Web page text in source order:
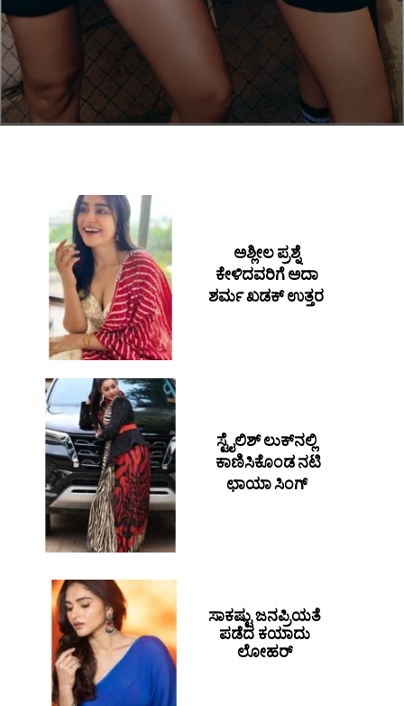
ಸ್ಟೈಲಿಶ್ ಲುಕ್​​ನಲ್ಲಿ
ಕಾಣಿಸಿಕೊಂಡ ನಟಿ
ಛಾಯಾ ಸಿಂಗ್
ಸಾಕಷ್ಟು ಜನಪ್ರಿಯತೆ
ಪಡೆದ ಕಯಾದು
ಲೋಹರ್
ಅಶ್ಲೀಲ ಪ್ರಶ್ನೆ
ಕೇಳಿದವರಿಗೆ ಅದಾ
ಶರ್ಮ ಖಡಕ್ ಉತ್ತರ